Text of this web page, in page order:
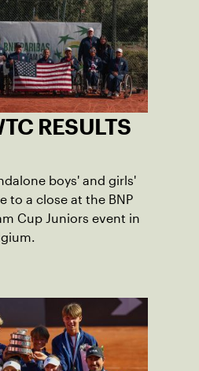
RESULTS
boys' and girls'
to a close at the BNP
Cup Juniors event in